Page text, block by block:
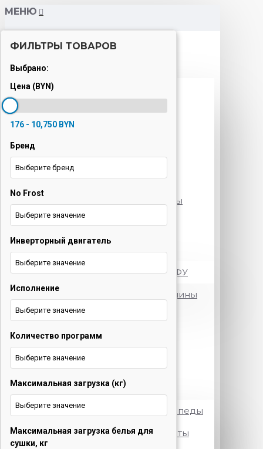
МЕНЮ
Вытяжки
Кондиционеры
Кофемашины
Морозильные камеры
Ноутбуки
Принтеры и МФУ
Посудомоечные машины
Стиральные машины
Телевизоры
Холодильники
Электротранспорт
Электровелосипеды
Электросамокаты
ФИЛЬТРЫ ТОВАРОВ
Выбрано:
Цена (BYN)
176 - 10,750 BYN
Бренд
Выберите бренд
No Frost
Выберите значение
Инверторный двигатель
Выберите значение
Исполнение
Выберите значение
Количество программ
Выберите значение
Максимальная загрузка (кг)
Выберите значение
Максимальная загрузка белья для
сушки, кг